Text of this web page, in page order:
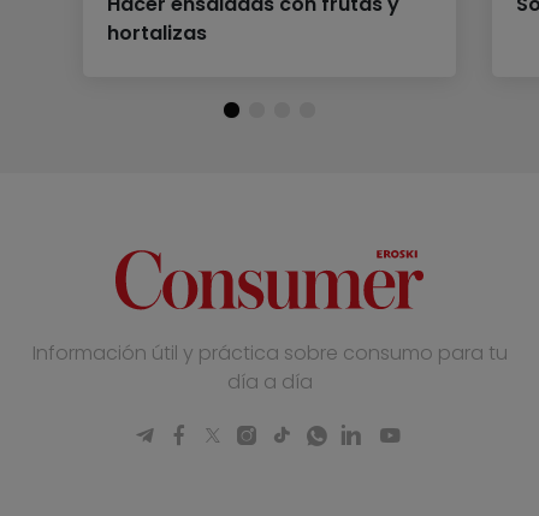
hortalizas
Información útil y práctica sobre consumo para tu
día a día